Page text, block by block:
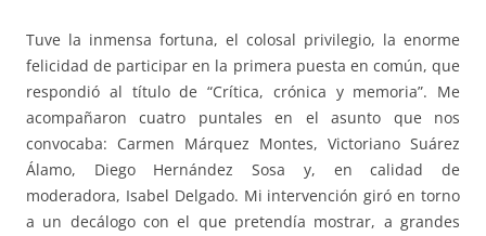
Tuve la inmensa fortuna, el colosal privilegio, la enorme
felicidad de participar en la primera puesta en común, que
respondió al título de “Crítica, crónica y memoria”. Me
acompañaron cuatro puntales en el asunto que nos
convocaba: Carmen Márquez Montes, Victoriano Suárez
Álamo, Diego Hernández Sosa y, en calidad de
moderadora, Isabel Delgado. Mi intervención giró en torno
a un decálogo con el que pretendía mostrar, a grandes